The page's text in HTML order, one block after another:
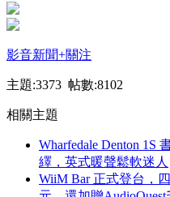
影音新聞+關注
主題:3373 帖數:8102
相關主題
Wharfedale Denton 1S
繹，英式暖聲鬆軟迷人
WiiM Bar 正式登台，